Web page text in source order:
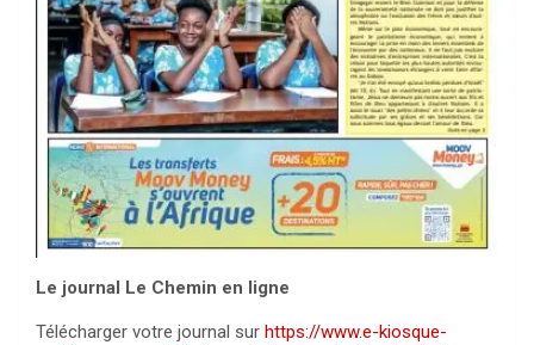
Le journal Le Chemin en ligne
Télécharger votre journal sur https://www.e-kiosque-